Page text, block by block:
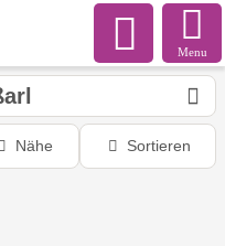
Menu
Nähe Sortieren